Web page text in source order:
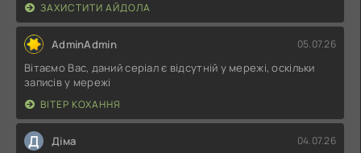
ЗАХИСТИТИ АЙДОЛА
AdminAdmin 05.07.26
Вітаємо Вас, даний серіал є відсутній у мережі, оскільки
записів у мережі
ВІТЕР КОХАННЯ
Д Діма 04.07.26